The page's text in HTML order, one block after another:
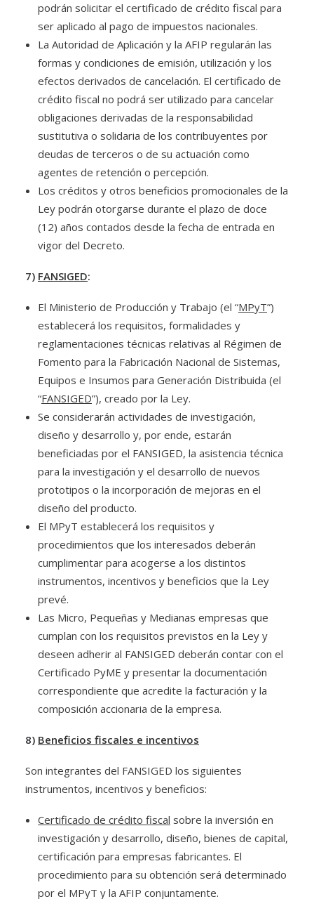
podrán solicitar el certificado de crédito fiscal para
ser aplicado al pago de impuestos nacionales.
La Autoridad de Aplicación y la AFIP regularán las
formas y condiciones de emisión, utilización y los
efectos derivados de cancelación. El certificado de
crédito fiscal no podrá ser utilizado para cancelar
obligaciones derivadas de la responsabilidad
sustitutiva o solidaria de los contribuyentes por
deudas de terceros o de su actuación como
agentes de retención o percepción.
Los créditos y otros beneficios promocionales de la
Ley podrán otorgarse durante el plazo de doce
(12) años contados desde la fecha de entrada en
vigor del Decreto.
7) FANSIGED:
El Ministerio de Producción y Trabajo (el “MPyT”)
establecerá los requisitos, formalidades y
reglamentaciones técnicas relativas al Régimen de
Fomento para la Fabricación Nacional de Sistemas,
Equipos e Insumos para Generación Distribuida (el
“FANSIGED”), creado por la Ley.
Se considerarán actividades de investigación,
diseño y desarrollo y, por ende, estarán
beneficiadas por el FANSIGED, la asistencia técnica
para la investigación y el desarrollo de nuevos
prototipos o la incorporación de mejoras en el
diseño del producto.
El MPyT establecerá los requisitos y
procedimientos que los interesados deberán
cumplimentar para acogerse a los distintos
instrumentos, incentivos y beneficios que la Ley
prevé.
Las Micro, Pequeñas y Medianas empresas que
cumplan con los requisitos previstos en la Ley y
deseen adherir al FANSIGED deberán contar con el
Certificado PyME y presentar la documentación
correspondiente que acredite la facturación y la
composición accionaria de la empresa.
8) Beneficios fiscales e incentivos
Son integrantes del FANSIGED los siguientes
instrumentos, incentivos y beneficios:
Certificado de crédito fiscal sobre la inversión en
investigación y desarrollo, diseño, bienes de capital,
certificación para empresas fabricantes. El
procedimiento para su obtención será determinado
por el MPyT y la AFIP conjuntamente.